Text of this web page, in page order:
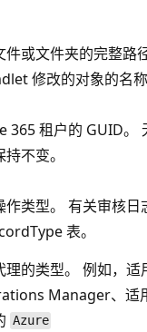
件或文件夹的完整路
修改的对象的名称
365 租户的 GUID。
不变。
作类型。 有关审核
表。
理的类型。 例如，
Manager、适
Azure